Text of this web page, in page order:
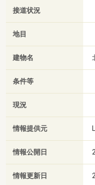
接道状況
地目
建物名
条件等
現況
情報提供元
情報公開日
情報更新日